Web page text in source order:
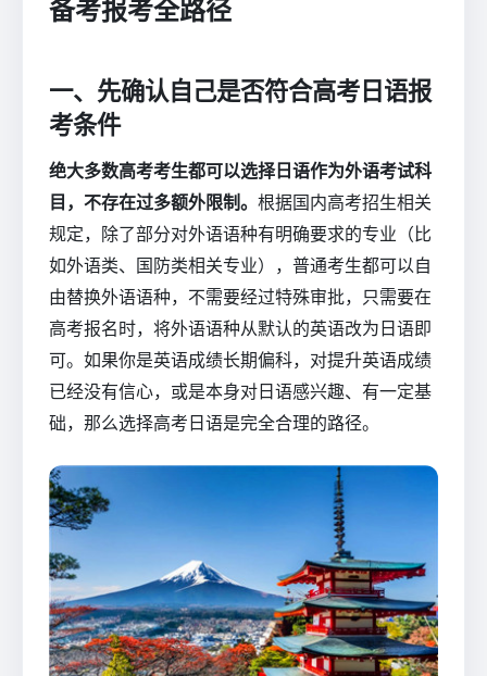
备考报考全路径
一、先确认自己是否符合高考日语报
考条件
绝大多数高考考生都可以选择日语作为外语考试科
目，不存在过多额外限制。 根据国内高考招生相关
规定，除了部分对外语语种有明确要求的专业（比
如外语类、国防类相关专业），普通考生都可以自
由替换外语语种，不需要经过特殊审批，只需要在
高考报名时，将外语语种从默认的英语改为日语即
可。如果你是英语成绩长期偏科，对提升英语成绩
已经没有信心，或是本身对日语感兴趣、有一定基
础，那么选择高考日语是完全合理的路径。